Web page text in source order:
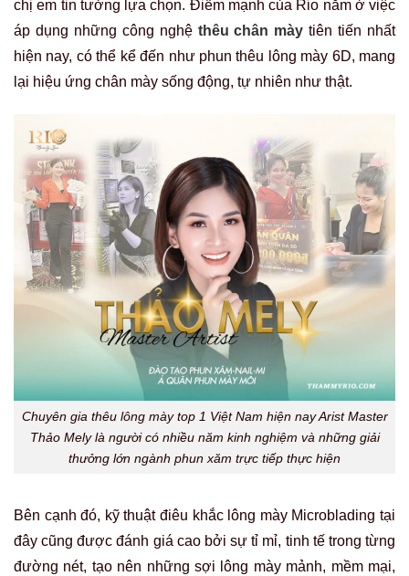
chị em tin tưởng lựa chọn. Điểm mạnh của Rio nằm ở việc
áp dụng những công nghệ thêu chân mày tiên tiến nhất
hiện nay, có thể kể đến như phun thêu lông mày 6D, mang
lại hiệu ứng chân mày sống động, tự nhiên như thật.
Chuyên gia thêu lông mày top 1 Việt Nam hiện nay Arist Master
Thảo Mely là người có nhiều năm kinh nghiệm và những giải
thưởng lớn ngành phun xăm trực tiếp thực hiện
Bên cạnh đó, kỹ thuật điêu khắc lông mày Microblading tại
đây cũng được đánh giá cao bởi sự tỉ mỉ, tinh tế trong từng
đường nét, tạo nên những sợi lông mày mảnh, mềm mại,